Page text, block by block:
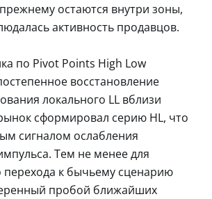
остаются внутри зоны,
активность продавцов.
по Pivot Points High Low
восстановление
локального LL вблизи
сформировал серию HL, что
сигналом ослабления
Тем не менее для
перехода к бычьему сценарию
пробой ближайших